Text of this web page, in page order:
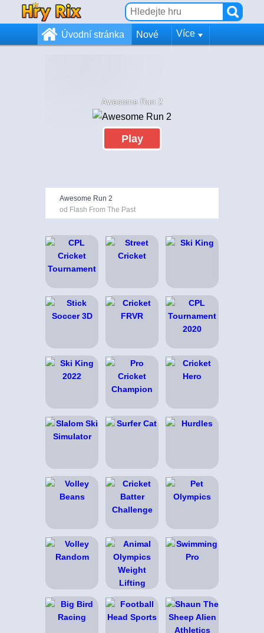
Úvodní stránka Nové Více
Awesome Run 2
Play
Awesome Run 2
od Flash From The Past